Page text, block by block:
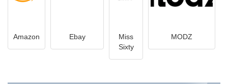
Amazon Ebay
Miss
Sixty
MODZ